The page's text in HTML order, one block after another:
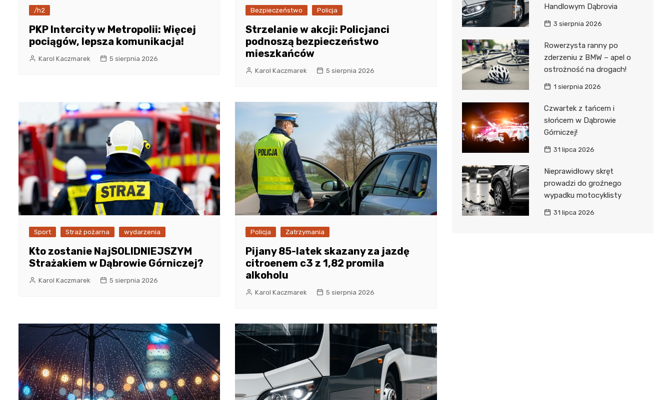
/h2
PKP Intercity w Metropolii: Więcej
pociągów, lepsza komunikacja!
Karol Kaczmarek 5 sierpnia 2026
Bezpieczeństwo Policja
Strzelanie w akcji: Policjanci
podnoszą bezpieczeństwo
mieszkańców
Karol Kaczmarek 5 sierpnia 2026
Sport Straż pożarna wydarzenia
Kto zostanie NajSOLIDNIEJSZYM
Strażakiem w Dąbrowie Górniczej?
Karol Kaczmarek 5 sierpnia 2026
Policja Zatrzymania
Pijany 85-latek skazany za jazdę
citroenem c3 z 1,82 promila
alkoholu
Karol Kaczmarek 5 sierpnia 2026
Handlowym Dąbrovia
3 sierpnia 2026
Rowerzysta ranny po
zderzeniu z BMW – apel o
ostrożność na drogach!
1 sierpnia 2026
Czwartek z tańcem i
słońcem w Dąbrowie
Górniczej!
31 lipca 2026
Nieprawidłowy skręt
prowadzi do groźnego
wypadku motocyklisty
31 lipca 2026